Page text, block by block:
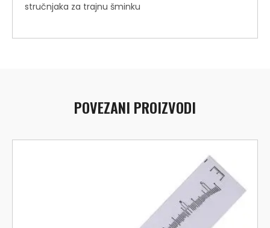
stručnjaka za trajnu šminku
POVEZANI PROIZVODI